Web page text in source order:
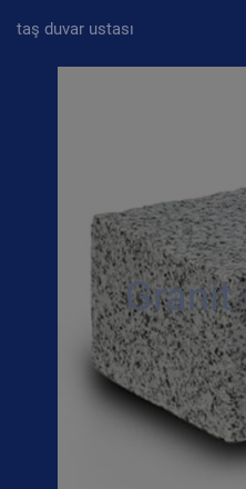
taş duvar ustası
Granit